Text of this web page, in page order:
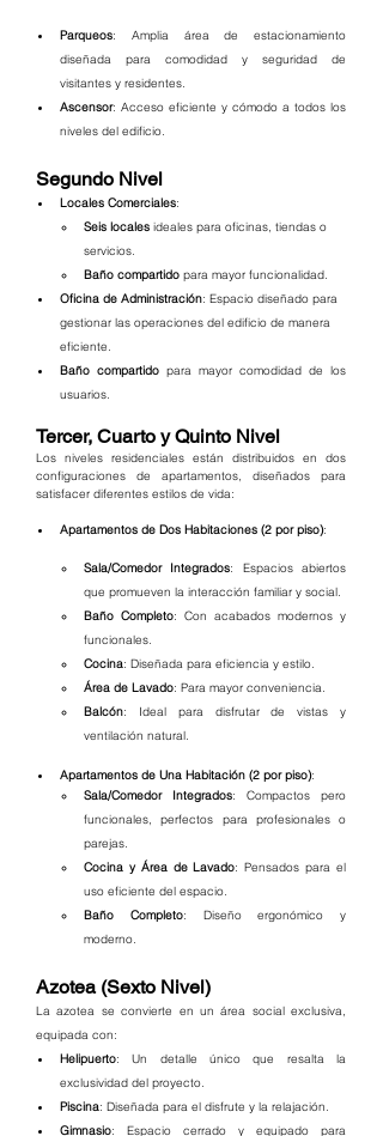
Parqueos: Amplia área de estacionamiento
diseñada para comodidad y seguridad de
visitantes y residentes.
Ascensor: Acceso eficiente y cómodo a todos los
niveles del edificio.
Segundo Nivel
Locales Comerciales:
Seis locales ideales para oficinas, tiendas o
servicios.
Baño compartido para mayor funcionalidad.
Oficina de Administración: Espacio diseñado para
gestionar las operaciones del edificio de manera
eficiente.
Baño compartido para mayor comodidad de los
usuarios.
Tercer, Cuarto y Quinto Nivel
Los niveles residenciales están distribuidos en dos
configuraciones de apartamentos, diseñados para
satisfacer diferentes estilos de vida:
Apartamentos de Dos Habitaciones (2 por piso):
Sala/Comedor Integrados: Espacios abiertos
que promueven la interacción familiar y social.
Baño Completo: Con acabados modernos y
funcionales.
Cocina: Diseñada para eficiencia y estilo.
Área de Lavado: Para mayor conveniencia.
Balcón: Ideal para disfrutar de vistas y
ventilación natural.
Apartamentos de Una Habitación (2 por piso):
Sala/Comedor Integrados: Compactos pero
funcionales, perfectos para profesionales o
parejas.
Cocina y Área de Lavado: Pensados para el
uso eficiente del espacio.
Baño Completo: Diseño ergonómico y
moderno.
Azotea (Sexto Nivel)
La azotea se convierte en un área social exclusiva,
equipada con:
Helipuerto: Un detalle único que resalta la
exclusividad del proyecto.
Piscina: Diseñada para el disfrute y la relajación.
Gimnasio: Espacio cerrado y equipado para